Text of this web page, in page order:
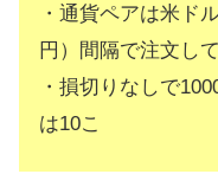
・通貨ペアは米ド
円）間隔で注文し
・損切りなしで
は10こ